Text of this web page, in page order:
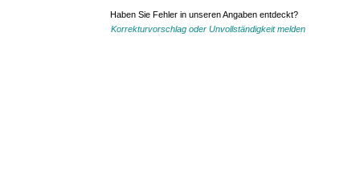
Haben Sie Fehler in unseren Angaben entdeckt?
Korrekturvorschlag oder Unvollständigkeit melden